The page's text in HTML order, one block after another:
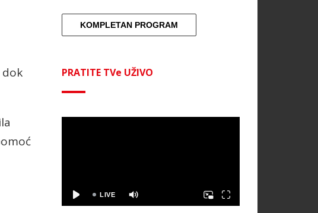
dok
KOMPLETAN PROGRAM
PRATITE TVe UŽIVO